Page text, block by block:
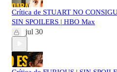
Crítica de STUART NO
SIN SPOILERS | HBO Max
jul 30